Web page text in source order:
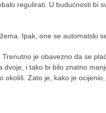
regulirati. U budućnosti bi
Ipak, one se automatski
je obavezno da se
dvoje, i tako bi bilo znatno
Zato je, kako je